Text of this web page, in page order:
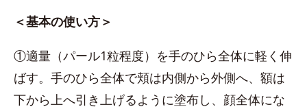
＜基本の使い方＞
①適量（パール1粒程度）を手のひら全体に軽く伸
ばす。手のひら全体で頬は内側から外側へ、額は
下から上へ引き上げるように塗布し、顔全体にな